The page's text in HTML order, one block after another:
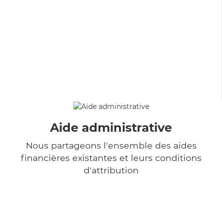
Aide administrative
Nous partageons l'ensemble des aides
financières existantes et leurs conditions
d'attribution